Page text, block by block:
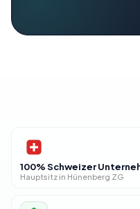
100% Schweizer
Hauptsitz in Hünenberg ZG